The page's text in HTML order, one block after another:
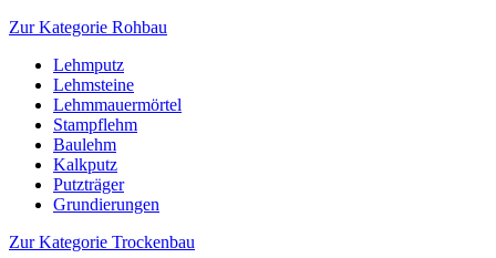
Zur Kategorie Rohbau
Lehmputz
Lehmsteine
Lehmmauermörtel
Stampflehm
Baulehm
Kalkputz
Putzträger
Grundierungen
Zur Kategorie Trockenbau